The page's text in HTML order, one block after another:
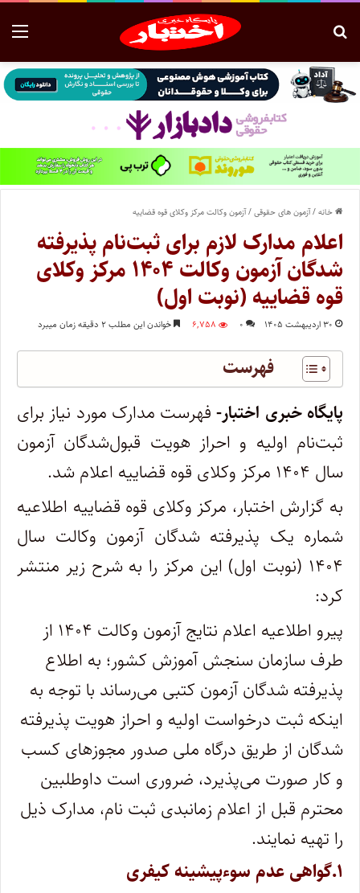
خانه/آزمون های حقوقی/آزمون وکالت مرکز وکلای قوه قضاییه
اعلام مدارک لازم برای ثبت‌نام پذیرفته
شدگان آزمون وکالت ۱۴۰۴ مرکز وکلای
قوه قضاییه (نوبت اول)
۳۰ اردیبهشت ۱۴۰۵ ۰ ۶,۷۵۸ خواندن این مطلب ۲ دقیقه زمان میبرد
فهرست
پایگاه خبری اختبار-فهرست مدارک مورد نیاز برای
ثبت‌نام اولیه و احراز هویت قبول‌شدگان آزمون
سال ۱۴۰۴ مرکز وکلای قوه قضاییه اعلام شد.
به گزارش اختبار، مرکز وکلای قوه قضاییه اطلاعیه
شماره یک پذیرفته شدگان آزمون وکالت سال
۱۴۰۴ (نوبت اول) این مرکز را به شرح زیر منتشر
کرد:
پیرو اطلاعیه اعلام نتایج آزمون وکالت ۱۴۰۴ از
طرف سازمان سنجش آموزش کشور؛ به اطلاع
پذیرفته شدگان آزمون کتبی می‌رساند با توجه به
اینکه ثبت درخواست اولیه و احراز هویت پذیرفته
شدگان از طریق درگاه ملی صدور مجوزهای کسب
و کار صورت می‌پذیرد، ضروری است داوطلبین
محترم قبل از اعلام زمانبدی ثبت نام، مدارک ذیل
را تهیه نمایند.
۱.گواهی عدم سوءپیشینه کیفری